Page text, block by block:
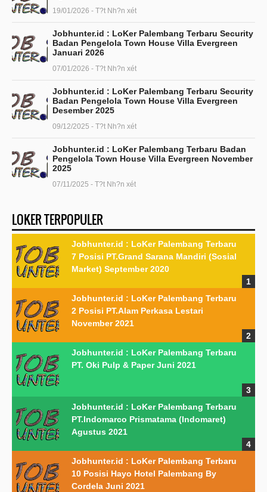
19/01/2026 - T?t Nh?n xét
Jobhunter.id : LoKer Palembang Terbaru Security
Badan Pengelola Town House Villa Evergreen
Januari 2026
07/01/2026 - T?t Nh?n xét
Jobhunter.id : LoKer Palembang Terbaru Security
Badan Pengelola Town House Villa Evergreen
Desember 2025
09/12/2025 - T?t Nh?n xét
Jobhunter.id : LoKer Palembang Terbaru Badan
Pengelola Town House Villa Evergreen November
2025
07/11/2025 - T?t Nh?n xét
LOKER TERPOPULER
Jobhunter.id : LoKer Palembang Terbaru
7 Posisi PT.Grand Sarana Mandiri (Sosial
Market) September 2020
Jobhunter.id : LoKer Palembang Terbaru
2 Posisi PT.Alam Perkasa Lestari
November 2021
Jobhunter.id : LoKer Palembang Terbaru
PT. Oki Pulp & Paper Juni 2021
Jobhunter.id : LoKer Palembang Terbaru
PT.Indomarco Prismatama (Indomaret)
Agustus 2021
Jobhunter.id : LoKer Palembang Terbaru
10 Posisi Hayo Hotel Palembang By
Cordela Juni 2021